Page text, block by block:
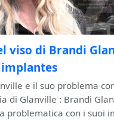
viso di Brandi
implantes
e il suo problema
di Glanville : Brandi
problematica con i suoi